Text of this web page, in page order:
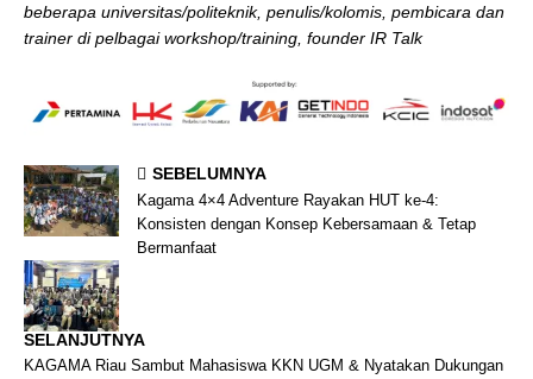
beberapa universitas/politeknik, penulis/kolomis, pembicara dan
trainer di pelbagai workshop/training, founder IR Talk
SEBELUMNYA
Kagama 4×4 Adventure Rayakan HUT ke-4:
Konsisten dengan Konsep Kebersamaan & Tetap
Bermanfaat
SELANJUTNYA
KAGAMA Riau Sambut Mahasiswa KKN UGM & Nyatakan Dukungan